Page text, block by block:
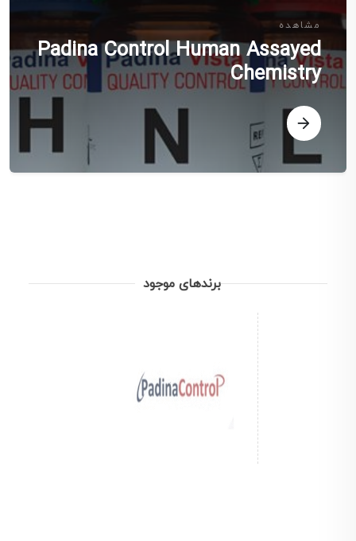
مشاهده
Padina Control Human Assayed
Chemistry
برندهای موجود